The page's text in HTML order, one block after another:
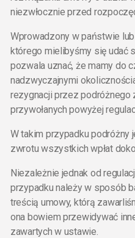
niezwłocznie przed
Wprowadzony w państwie
którego mielibyśmy się udać
pozwala uznać, że mamy do
nadzwyczajnymi
rezygnacji przez podróżnego
przywołanych powyżej
W takim przypadku podróżny
zwrotu wszystkich wpłat
Niezależnie jednak od
przypadku należy w sposób
treścią umowy, którą
ona bowiem przewidywać
zawartych w ustawie.